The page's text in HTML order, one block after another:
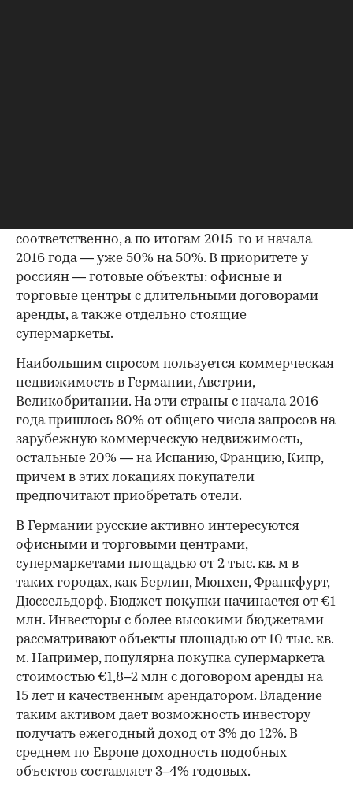
соответственно, а по итогам 2015-го и начала
2016 года — уже 50% на 50%. В приоритете у
россиян — готовые объекты: офисные и
торговые центры с длительными договорами
аренды, а также отдельно стоящие
супермаркеты.
Наибольшим спросом пользуется коммерческая
недвижимость в Германии, Австрии,
Великобритании. На эти страны с начала 2016
года пришлось 80% от общего числа запросов на
зарубежную коммерческую недвижимость,
остальные 20% — на Испанию, Францию, Кипр,
причем в этих локациях покупатели
предпочитают приобретать отели.
В Германии русские активно интересуются
офисными и торговыми центрами,
супермаркетами площадью от 2 тыс. кв. м в
таких городах, как Берлин, Мюнхен, Франкфурт,
Дюссельдорф. Бюджет покупки начинается от €1
млн. Инвесторы с более высокими бюджетами
рассматривают объекты площадью от 10 тыс. кв.
м. Например, популярна покупка супермаркета
стоимостью €1,8–2 млн с договором аренды на
15 лет и качественным арендатором. Владение
таким активом дает возможность инвестору
получать ежегодный доход от 3% до 12%. В
среднем по Европе доходность подобных
объектов составляет 3–4% годовых.